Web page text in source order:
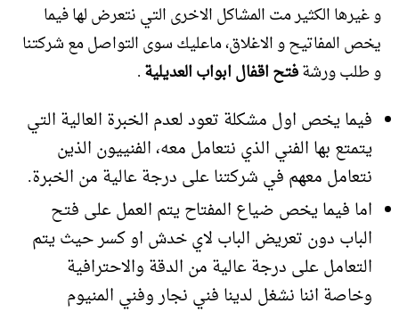
و غيرها الكثير مت المشاكل الاخرى التي نتعرض لها فيما
يخص المفاتيح و الاغلاق، ماعليك سوى التواصل مع شركتنا
و طلب ورشةفتح اقفال ابواب العديلية.
فيما يخص اول مشكلة تعود لعدم الخبرة العالية التي
يتمتع بها الفني الذي نتعامل معه، الفنييون الذين
نتعامل معهم في شركتنا على درجة عالية من الخبرة.
اما فيما يخص ضياع المفتاح يتم العمل على فتح
الباب دون تعريض الباب لاي خدش او كسر حيث يتم
التعامل على درجة عالية من الدقة والاحترافية
وخاصة اننا نشغل لدينا فني نجار وفني المنيوم